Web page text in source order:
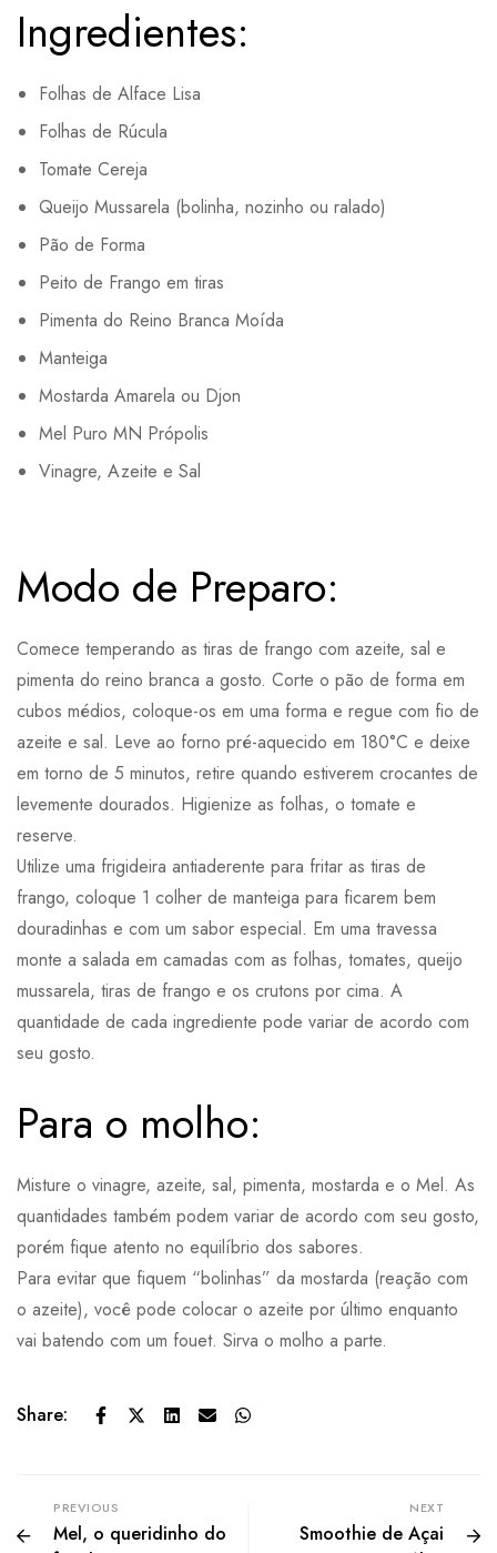
Ingredientes:
Folhas de Alface Lisa
Folhas de Rúcula
Tomate Cereja
Queijo Mussarela (bolinha, nozinho ou ralado)
Pão de Forma
Peito de Frango em tiras
Pimenta do Reino Branca Moída
Manteiga
Mostarda Amarela ou Djon
Mel Puro MN Própolis
Vinagre, Azeite e Sal
Modo de Preparo:
Comece temperando as tiras de frango com azeite, sal e
pimenta do reino branca a gosto. Corte o pão de forma em
cubos médios, coloque-os em uma forma e regue com fio de
azeite e sal. Leve ao forno pré-aquecido em 180°C e deixe
em torno de 5 minutos, retire quando estiverem crocantes de
levemente dourados. Higienize as folhas, o tomate e
reserve.
Utilize uma frigideira antiaderente para fritar as tiras de
frango, coloque 1 colher de manteiga para ficarem bem
douradinhas e com um sabor especial. Em uma travessa
monte a salada em camadas com as folhas, tomates, queijo
mussarela, tiras de frango e os crutons por cima. A
quantidade de cada ingrediente pode variar de acordo com
seu gosto.
Para o molho:
Misture o vinagre, azeite, sal, pimenta, mostarda e o Mel. As
quantidades também podem variar de acordo com seu gosto,
porém fique atento no equilíbrio dos sabores.
Para evitar que fiquem “bolinhas” da mostarda (reação com
o azeite), você pode colocar o azeite por último enquanto
vai batendo com um fouet. Sirva o molho a parte.
Share:
PREVIOUS
Mel, o queridinho do
NEXT
Smoothie de Açai